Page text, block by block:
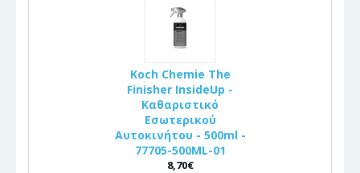
Koch Chemie The
Finisher InsideUp -
Καθαριστικό
Εσωτερικού
Αυτοκινήτου - 500ml -
77705-500ML-01
8,70€